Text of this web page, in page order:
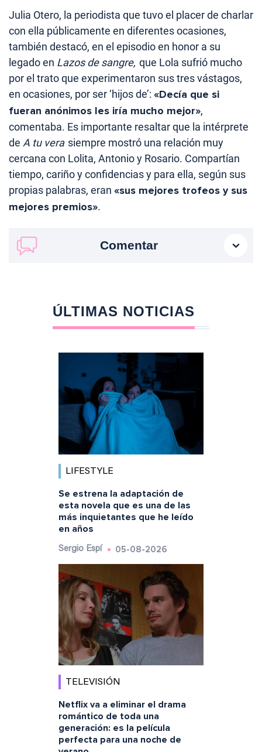
Julia Otero, la periodista que tuvo el placer de charlar
con ella públicamente en diferentes ocasiones,
también destacó, en el episodio en honor a su
legado en Lazos de sangre, que Lola sufrió mucho
por el trato que experimentaron sus tres vástagos,
en ocasiones, por ser ‘hijos de’: «Decía que si
fueran anónimos les iría mucho mejor»,
comentaba. Es importante resaltar que la intérprete
de A tu vera siempre mostró una relación muy
cercana con Lolita, Antonio y Rosario. Compartían
tiempo, cariño y confidencias y para ella, según sus
propias palabras, eran «sus mejores trofeos y sus
mejores premios».
Comentar
ÚLTIMAS NOTICIAS
LIFESTYLE
Se estrena la adaptación de
esta novela que es una de las
más inquietantes que he leído
en años
Sergio Espí 05-08-2026
TELEVISIÓN
Netflix va a eliminar el drama
romántico de toda una
generación: es la película
perfecta para una noche de